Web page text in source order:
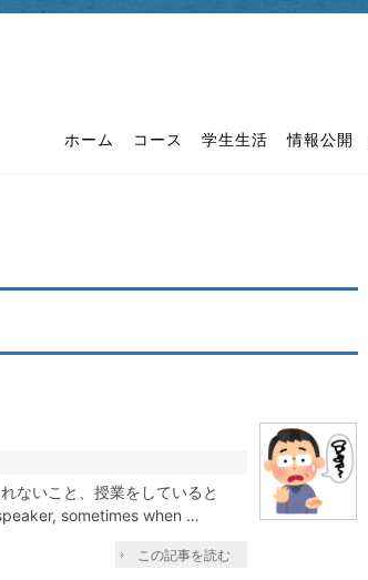
ホーム コース 学生生活 情報公開
ないこと、授業をしていると
sometimes when …
この記事を読む